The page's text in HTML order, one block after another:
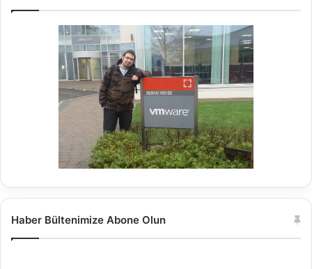
Haber Bültenimize Abone Olun